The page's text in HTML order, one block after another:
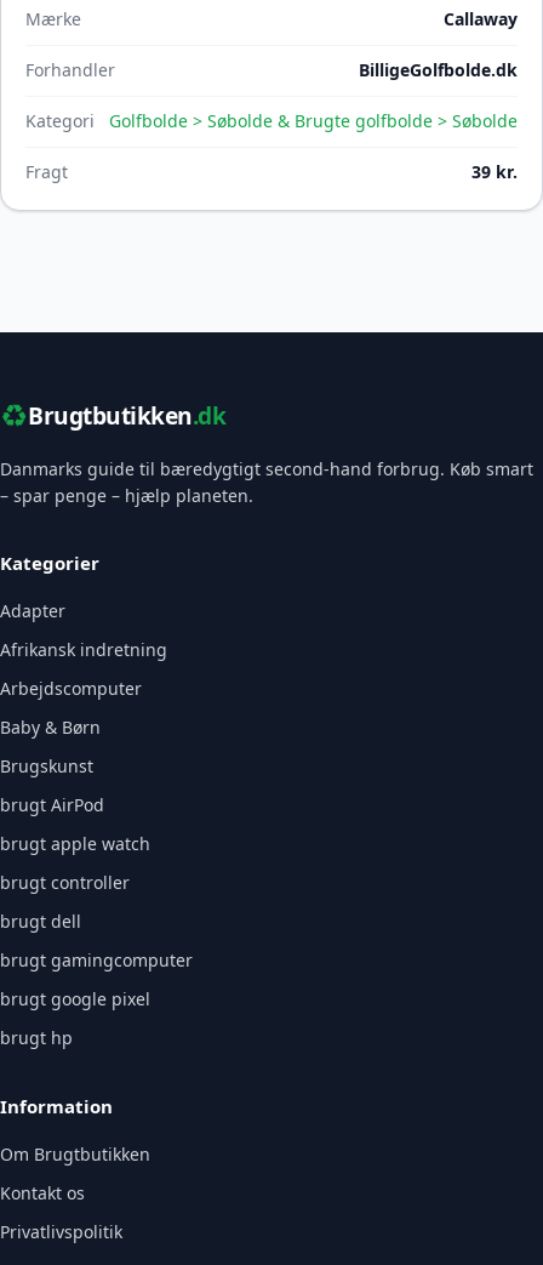
Mærke Callaway
Forhandler BilligeGolfbolde.dk
Kategori Golfbolde > Søbolde & Brugte golfbolde > Søbolde
Fragt 39 kr.
♻️Brugtbutikken.dk
Danmarks guide til bæredygtigt second-hand forbrug. Køb smart
– spar penge – hjælp planeten.
Kategorier
Adapter
Afrikansk indretning
Arbejdscomputer
Baby & Børn
Brugskunst
brugt AirPod
brugt apple watch
brugt controller
brugt dell
brugt gamingcomputer
brugt google pixel
brugt hp
Information
Om Brugtbutikken
Kontakt os
Privatlivspolitik